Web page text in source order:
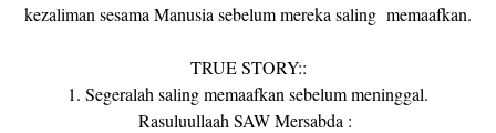
kezaliman sesama Manusia sebelum mereka saling memaafkan.
TRUE STORY::
1. Segeralah saling memaafkan sebelum meninggal.
Rasuluullaah SAW Mersabda :